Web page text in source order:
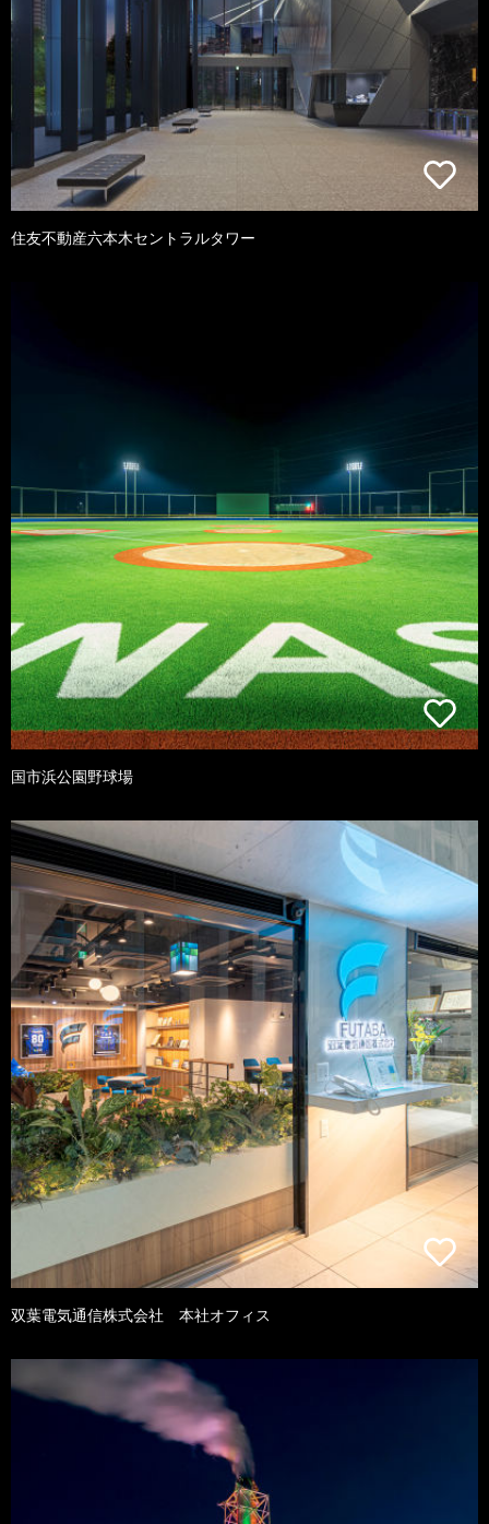
住友不動産六本木セントラルタワー
国市浜公園野球場
双葉電気通信株式会社 本社オフィス